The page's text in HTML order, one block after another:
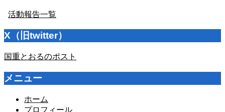
活動報告一覧
X（旧twitter）
国重とおるのポスト
メニュー
ホーム
プロフィール